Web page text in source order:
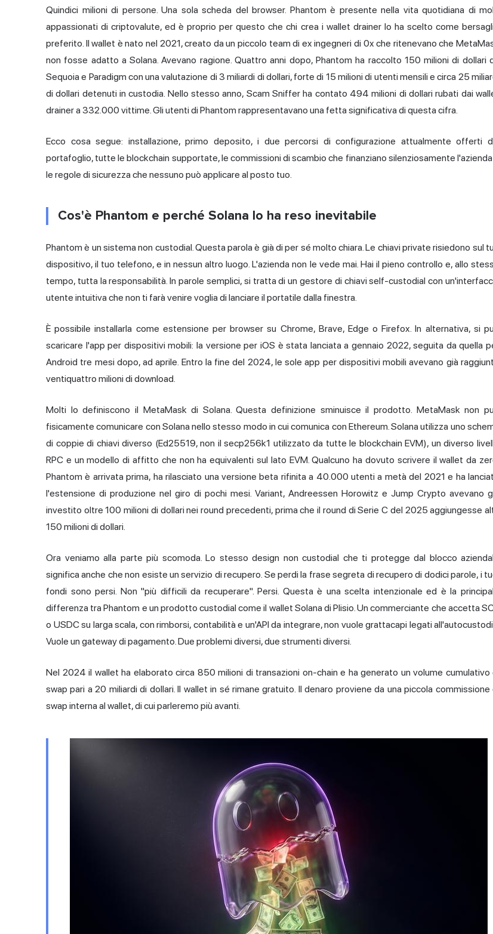
Quindici milioni di persone. Una sola scheda del browser. Phantom è presente nella vita quotidiana di
appassionati di criptovalute, ed è proprio per questo che chi crea i wallet drainerlo ha scelto come
preferito. Il wallet è nato nel 2021, creato da un piccolo team di ex ingegneri di 0x che ritenevano che
non fosse adatto a Solana. Avevano ragione. Quattro anni dopo, Phantom ha raccolto 150 milioni di dollari
Sequoia e Paradigm con una valutazione di 3 miliardi di dollari, forte di 15 milioni di utenti mensili e circa 25
di dollari detenuti in custodia. Nello stesso anno, Scam Sniffer ha contato 494 milioni di dollari rubati dai
drainer a 332.000 vittime. Gli utenti di Phantom rappresentavano una fetta significativa di questa cifra.
Ecco cosa segue: installazione, primo deposito, i due percorsi di configurazione attualmente offerti
portafoglio, tutte le blockchain supportate, le commissioni di scambio che finanziano silenziosamente
le regole di sicurezza che nessuno può applicare al posto tuo.
Cos'è Phantom e perché Solana lo ha reso inevitabile
Phantom è un sistema non custodial. Questa parola è già di per sé molto chiara. Le chiavi private risiedono sul
dispositivo, il tuo telefono, e in nessun altro luogo. L'azienda non le vede mai. Hai il pieno controllo e, allo
tempo, tutta la responsabilità. In parole semplici, si tratta di un gestore di chiavi self-custodial con
utente intuitiva che non ti farà venire voglia di lanciare il portatile dalla finestra.
È possibile installarla come estensione per browser su Chrome, Brave, Edge o Firefox. In alternativa, si
scaricare l'appper dispositivi mobili: la versione per iOS è stata lanciata a gennaio 2022, seguita da quella
Android tre mesi dopo, ad aprile. Entro la fine del 2024, le sole app per dispositivi mobili avevano già
ventiquattro milioni di download.
Molti lo definiscono il MetaMask di Solana. Questa definizione sminuisce il prodotto. MetaMask non
fisicamente comunicare con Solana nello stesso modo in cui comunica con Ethereum. Solana utilizza uno
di coppie di chiavi diverso (Ed25519, non il secp256k1 utilizzato da tutte le blockchain EVM), un diverso
RPC e un modello di affitto che non ha equivalenti sul lato EVM. Qualcuno ha dovuto scrivere il wallet da
Phantom è arrivata prima, ha rilasciato una versione beta rifinita a 40.000 utenti a metà del 2021 e ha
l'estensione di produzione nel giro di pochi mesi. Variant, Andreessen Horowitz e Jump Crypto avevano
investito oltre 100 milioni di dollari nei round precedenti, prima che il round di Serie C del 2025 aggiungesse
150 milioni di dollari.
Ora veniamo alla parte più scomoda. Lo stesso design non custodial che ti protegge dal blocco
significa anche che non esiste un servizio di recupero. Se perdi la frase segreta di recupero di dodici parole, i
fondi sono persi. Non "più difficili da recuperare". Persi. Questa è una scelta intenzionale ed è la
differenza tra Phantom e un prodotto custodial come il wallet Solana di Plisio. Un commerciante che accetta
o USDC su larga scala, con rimborsi, contabilità e un'API da integrare, non vuole grattacapi legati
Vuole un gateway di pagamento. Due problemi diversi, due strumenti diversi.
Nel 2024 il wallet ha elaborato circa 850 milioni di transazioni on-chain e ha generato un volume cumulativo
swap pari a 20 miliardi di dollari. Il wallet in sé rimane gratuito. Il denaro proviene da una piccola commissione
swap interna al wallet, di cui parleremo più avanti.